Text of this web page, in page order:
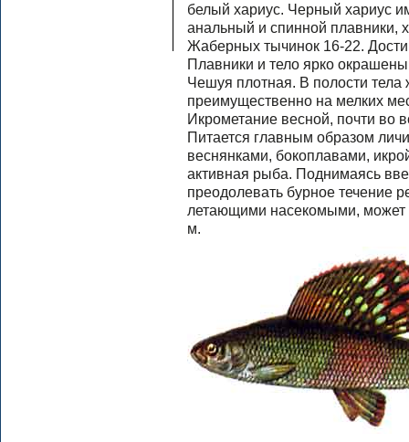
белый хариус. Черный хариус
анальный и спинной плавники,
Жаберных тычинок 16-22.
Плавники и тело ярко
Чешуя плотная. В полости
преимущественно на мелких
Икрометание весной, почти во
Питается главным образом
веснянками, бокоплавами,
активная рыба. Поднимаясь
преодолевать бурное течение
летающими насекомыми, может
м.